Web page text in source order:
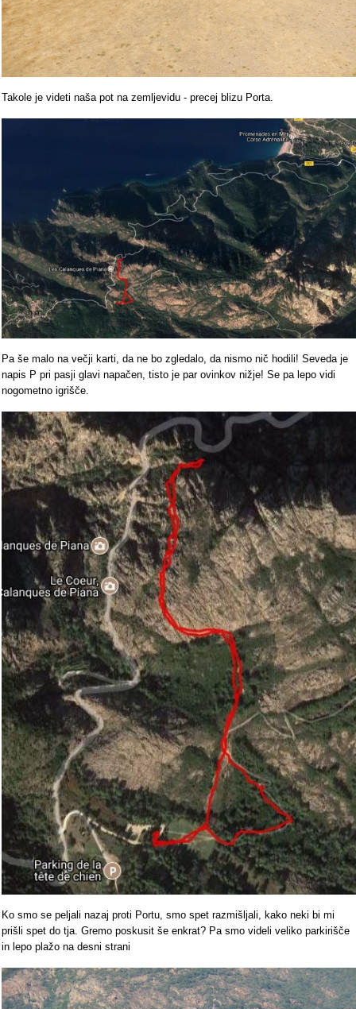
Takole je videti naša pot na zemljevidu - precej blizu Porta.
Pa še malo na večji karti, da ne bo zgledalo, da nismo nič hodili! Seveda je
napis P pri pasji glavi napačen, tisto je par ovinkov nižje! Se pa lepo vidi
nogometno igrišče.
Ko smo se peljali nazaj proti Portu, smo spet razmišljali, kako neki bi mi
prišli spet do tja. Gremo poskusit še enkrat? Pa smo videli veliko parkirišče
in lepo plažo na desni strani